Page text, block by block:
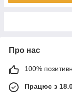
Про нас
100%
Працює з